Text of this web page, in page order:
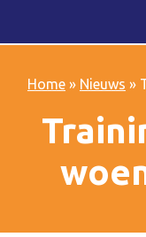
Home» Nieuws »